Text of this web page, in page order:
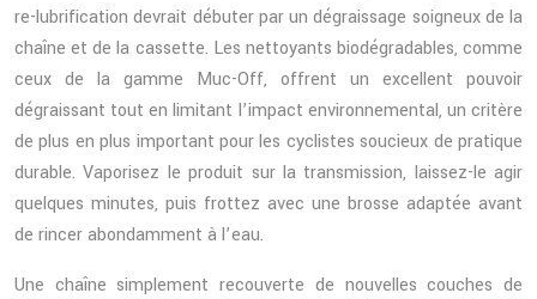
re-lubrification devrait débuter par un dégraissage soigneux de la
chaîne et de la cassette. Les nettoyants biodégradables, comme
ceux de la gamme Muc-Off, offrent un excellent pouvoir
dégraissant tout en limitant l’impact environnemental, un critère
de plus en plus important pour les cyclistes soucieux de pratique
durable. Vaporisez le produit sur la transmission, laissez-le agir
quelques minutes, puis frottez avec une brosse adaptée avant
de rincer abondamment à l’eau.
Une chaîne simplement recouverte de nouvelles couches de